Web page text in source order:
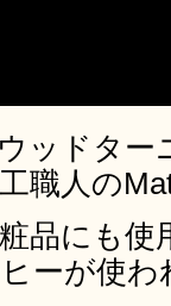
ッドター
職人の
品にも
ーが使わ